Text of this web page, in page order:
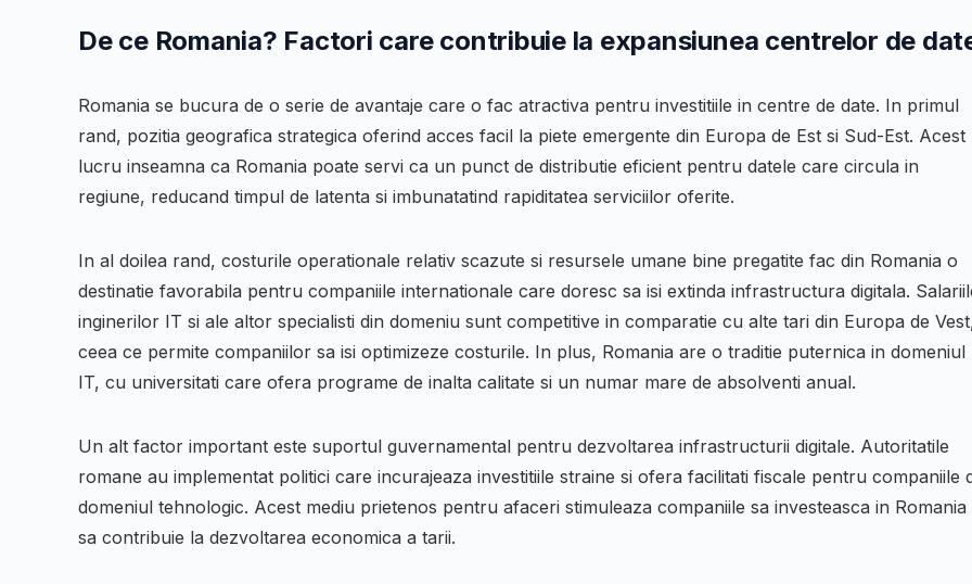
De ce Romania? Factori care contribuie la expansiunea centrelor de
Romania se bucura de o serie de avantaje care o fac atractiva pentru investitiile in centre de date. In primul
rand, pozitia geografica strategica oferind acces facil la piete emergente din Europa de Est si Sud-Est. Acest
lucru inseamna ca Romania poate servi ca un punct de distributie eficient pentru datele care circula in
regiune, reducand timpul de latenta si imbunatatind rapiditatea serviciilor oferite.
In al doilea rand, costurile operationale relativ scazute si resursele umane bine pregatite fac din Romania o
destinatie favorabila pentru companiile internationale care doresc sa isi extinda infrastructura digitala.
inginerilor IT si ale altor specialisti din domeniu sunt competitive in comparatie cu alte tari din Europa de
ceea ce permite companiilor sa isi optimizeze costurile. In plus, Romania are o traditie puternica in domeniul
IT, cu universitati care ofera programe de inalta calitate si un numar mare de absolventi anual.
Un alt factor important este suportul guvernamental pentru dezvoltarea infrastructurii digitale. Autoritatile
romane au implementat politici care incurajeaza investitiile straine si ofera facilitati fiscale pentru companiile
domeniul tehnologic. Acest mediu prietenos pentru afaceri stimuleaza companiile sa investeasca in Romania
sa contribuie la dezvoltarea economica a tarii.